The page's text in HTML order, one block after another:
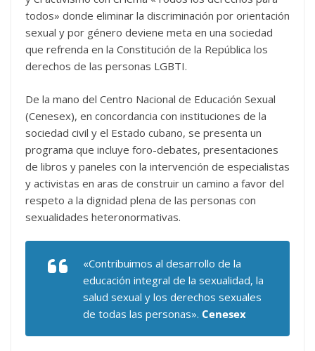
todos» donde eliminar la discriminación por orientación
sexual y por género deviene meta en una sociedad
que refrenda en la Constitución de la República los
derechos de las personas LGBTI.
De la mano del Centro Nacional de Educación Sexual
(Cenesex), en concordancia con instituciones de la
sociedad civil y el Estado cubano, se presenta un
programa que incluye foro-debates, presentaciones
de libros y paneles con la intervención de especialistas
y activistas en aras de construir un camino a favor del
respeto a la dignidad plena de las personas con
sexualidades heteronormativas.
«Contribuimos al desarrollo de la
educación integral de la sexualidad, la
salud sexual y los derechos sexuales
de todas las personas». Cenesex